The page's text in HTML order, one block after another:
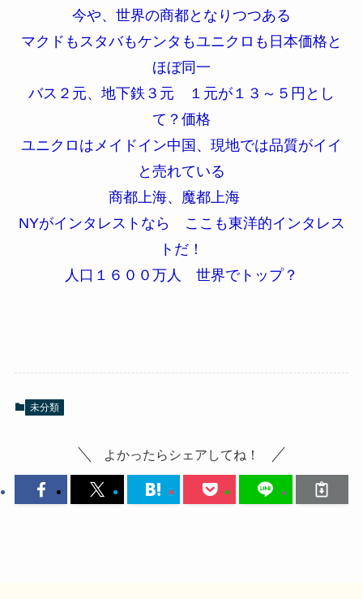
今や、世界の商都となりつつある
マクドもスタバもケンタもユニクロも日本価格と
ほぼ同一
バス２元、地下鉄３元 １元が１３～５円とし
て？価格
ユニクロはメイドイン中国、現地では品質がイイ
と売れている
商都上海、魔都上海
NYがインタレストなら ここも東洋的インタレス
トだ！
人口１６００万人 世界でトップ？
未分類
よかったらシェアしてね！